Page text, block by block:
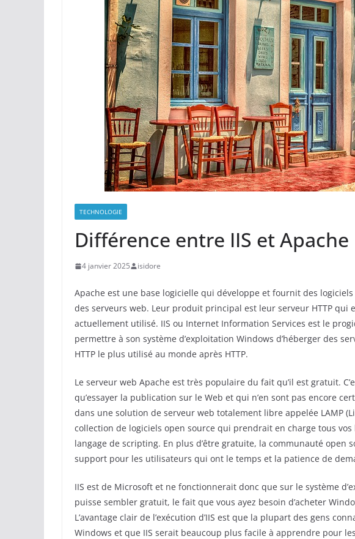
TECHNOLOGIE
Différence entre IIS et Apache
4 janvier 2025 isidore
Apache est une base logicielle qui développe et fournit des
des serveurs web. Leur produit principal est leur serveur HTTP qui
actuellement utilisé. IIS ou Internet Information Services est le
permettre à son système d’exploitation Windows d’héberger des
HTTP le plus utilisé au monde après HTTP.
Le serveur web Apache est très populaire du fait qu’il est gratuit.
qu’essayer la publication sur le Web et qui n’en sont pas encore
dans une solution de serveur web totalement libre appelée LAMP
collection de logiciels open source qui prendrait en charge tous vos
langage de scripting. En plus d’être gratuite, la communauté open
support pour les utilisateurs qui ont le temps et la patience de
IIS est de Microsoft et ne fonctionnerait donc que sur le système
puisse sembler gratuit, le fait que vous ayez besoin d’acheter
L’avantage clair de l’exécution d’IIS est que la plupart des gens
Windows et que IIS serait beaucoup plus facile à apprendre pour